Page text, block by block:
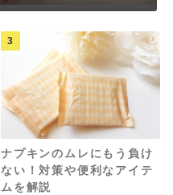
3
ナプキンのムレにもう負け
ない！対策や便利なアイテ
ムを解説